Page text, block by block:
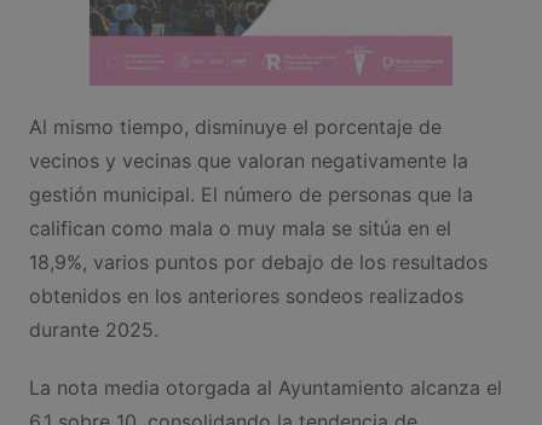
Al mismo tiempo, disminuye el porcentaje de
vecinos y vecinas que valoran negativamente la
gestión municipal. El número de personas que la
califican como mala o muy mala se sitúa en el
18,9%, varios puntos por debajo de los resultados
obtenidos en los anteriores sondeos realizados
durante 2025.
La nota media otorgada al Ayuntamiento alcanza el